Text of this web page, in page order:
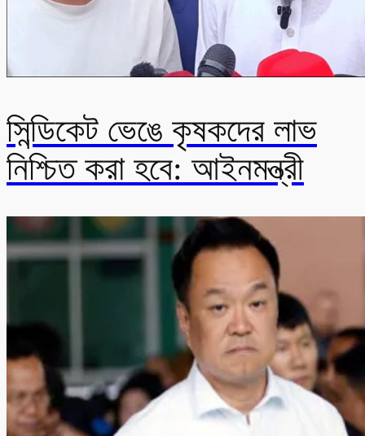
সিন্ডিকেট ভেঙে কৃষকদের লাভ
নিশ্চিত করা হবে: আইনমন্ত্রী